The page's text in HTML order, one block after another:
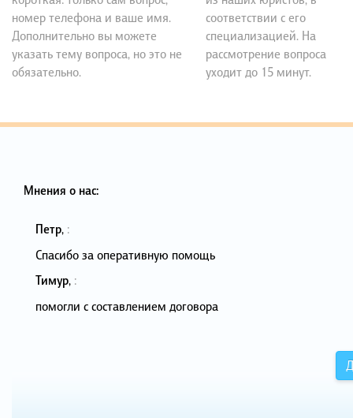
номер телефона и ваше имя.
Дополнительно вы можете
указать тему вопроса, но это не
обязательно.
соответствии с его
специализацией. На
рассмотрение вопроса
уходит до 15 минут.
Мнения о нас:
Петр, :
Спасибо за оперативную помощь
Тимур, :
помогли с составлением договора